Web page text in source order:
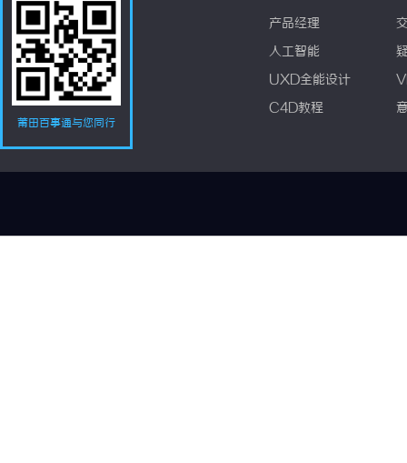
莆田百事通与您同行
产品经理
人工智能
UXD全能设计
C4D教程